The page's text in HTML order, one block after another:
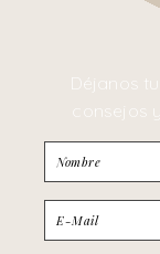
Déjanos